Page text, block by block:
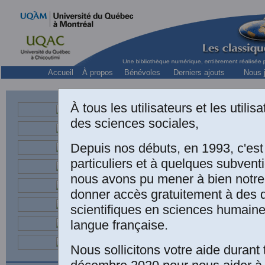
Accueil À propos Bénévoles Derniers ajouts Nous
MARX.
À tous les utilisateurs et les
des sciences sociales,
Depuis nos débuts, en 1993,
particuliers et à quelques
nous avons pu mener à bien
donner accès gratuitement à des
scientifiques en sciences
langue française.
Nous sollicitons votre aide durant